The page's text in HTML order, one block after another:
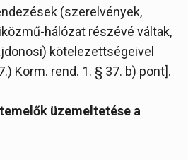
(szerelvények,
hálózat részévé váltak,
kötelezettségeivel
Korm. rend. 1. § 37. b) pont].
üzemeltetése a